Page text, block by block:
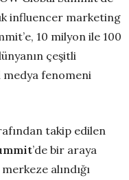
influencer marketing
10 milyon ile 100
çeşitli
medya fenomeni
takip edilen
’de bir araya
alındığı